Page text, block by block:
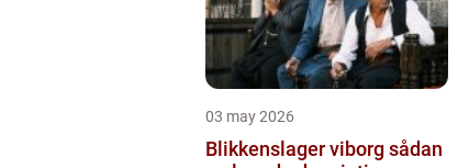
03 may 2026
Blikkenslager viborg sådan